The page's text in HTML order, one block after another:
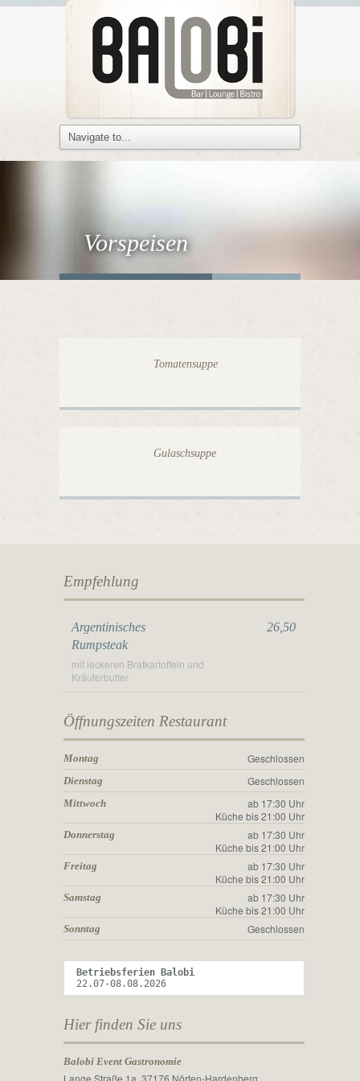
Vorspeisen
Tomatensuppe
Gulaschsuppe
Empfehlung
Argentinisches
Rumpsteak
26,50
mit leckeren Bratkartoffeln und
Kräuterbutter
Öffnungszeiten Restaurant
Montag Geschlossen
Dienstag Geschlossen
Mittwoch
ab 17:30 Uhr
Küche bis 21:00 Uhr
Donnerstag
ab 17:30 Uhr
Küche bis 21:00 Uhr
Freitag
ab 17:30 Uhr
Küche bis 21:00 Uhr
Samstag
ab 17:30 Uhr
Küche bis 21:00 Uhr
Sonntag Geschlossen
Betriebsferien Balobi
22.07-08.08.2026
Hier finden Sie uns
Balobi Event Gastronomie
Lange Straße 1a, 37176 Nörten-Hardenberg